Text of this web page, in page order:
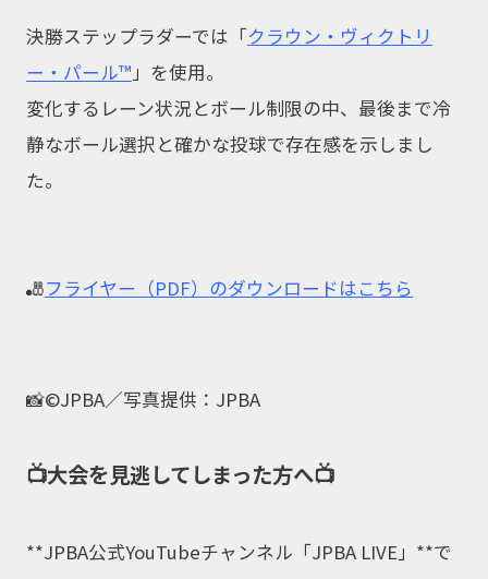
決勝ステップラダーでは「クラウン・ヴィクトリ
ー・パール™」を使用。
変化するレーン状況とボール制限の中、最後まで冷
静なボール選択と確かな投球で存在感を示しまし
た。
🎳フライヤー（PDF）のダウンロードはこちら
📸©JPBA／写真提供：JPBA
📺大会を見逃してしまった方へ📺
**JPBA公式YouTubeチャンネル「JPBA LIVE」**で